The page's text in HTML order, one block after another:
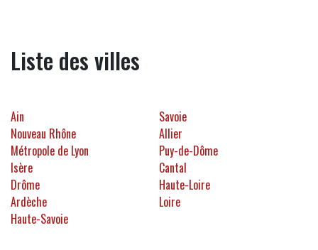
Liste des villes
Ain
Nouveau Rhône
Métropole de Lyon
Isère
Drôme
Ardèche
Haute-Savoie
Savoie
Allier
Puy-de-Dôme
Cantal
Haute-Loire
Loire